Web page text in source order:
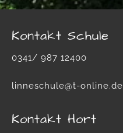
Kontakt Schule
0341/ 987 12400
linneschule@t-online.de
Kontakt Hort